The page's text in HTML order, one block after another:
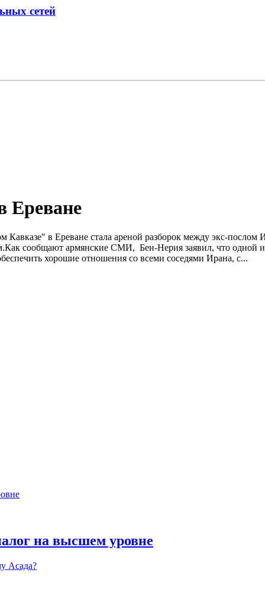
сетей
Ереване
в Ереване стала ареной разборок между экс-
сообщают армянские СМИ, Бен-Нерия заявил, что одной
хорошие отношения со всеми соседями Ирана, с...
на высшем уровне